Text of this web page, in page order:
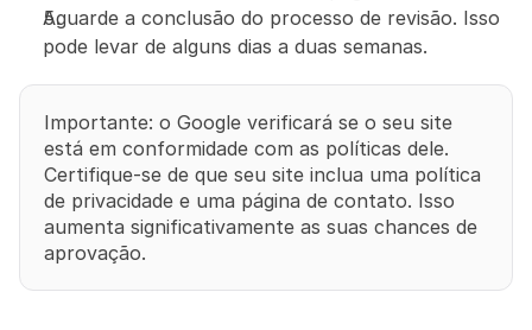
Aguarde a conclusão do processo de revisão. Isso
pode levar de alguns dias a duas semanas.
Importante: o Google verificará se o seu site
está em conformidade com as políticas dele.
Certifique-se de que seu site inclua uma política
de privacidade e uma página de contato. Isso
aumenta significativamente as suas chances de
aprovação.